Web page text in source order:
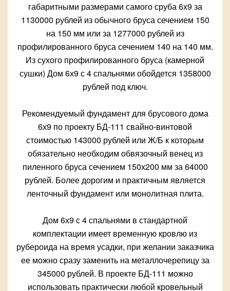
габаритными размерами самого сруба 6х9 за
1130000 рублей из обычного бруса сечением 150
на 150 мм или за 1277000 рублей из
профилированного бруса сечением 140 на 140 мм.
Из сухого профилированного бруса (камерной
сушки) Дом 6х9 с 4 спальнями обойдется 1358000
рублей под ключ.
Рекомендуемый фундамент для брусового дома
6х9 по проекту БД-111 свайно-винтовой
стоимостью 143000 рублей или Ж/Б к которым
обязательно необходим обвязочный венец из
пиленного бруса сечением 150х200 мм за 64000
рублей. Более дорогим и практичным является
ленточный фундамент или монолитная плита.
Дом 6х9 с 4 спальнями в стандартной
комплектации имеет временную кровлю из
рубероида на время усадки, при желании заказчика
ее можно сразу заменить на металлочерепицу за
345000 рублей. В проекте БД-111 можно
использовать практически любой кровельный